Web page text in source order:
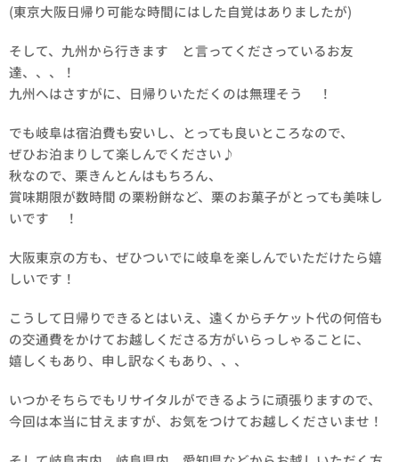
(東京大阪日帰り可能な時間にはした自覚はありましたが)
そして、九州から行きます と言ってくださっているお友
達、、、！
九州へはさすがに、日帰りいただくのは無理そう😍！
でも岐阜は宿泊費も安いし、とっても良いところなので、
ぜひお泊まりして楽しんでください♪
秋なので、栗きんとんはもちろん、
賞味期限が数時間 の栗粉餅など、栗のお菓子がとっても美味し
いです🌰！
大阪東京の方も、ぜひついでに岐阜を楽しんでいただけたら嬉
しいです！
こうして日帰りできるとはいえ、遠くからチケット代の何倍も
の交通費をかけてお越しくださる方がいらっしゃることに、
嬉しくもあり、申し訳なくもあり、、、😂
いつかそちらでもリサイタルができるように頑張りますので、
今回は本当に甘えますが、お気をつけてお越しくださいませ！